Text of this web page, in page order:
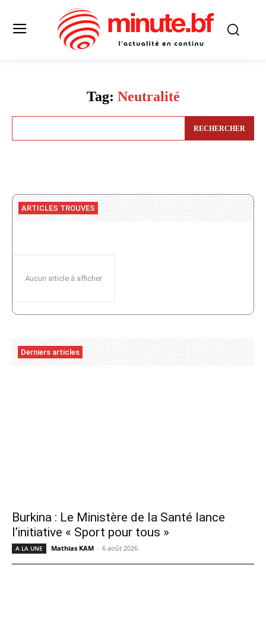
Tag: Neutralité
RECHERCHER
ARTICLES TROUVES
Aucun article à afficher
Derniers articles
Burkina : Le Ministère de la Santé lance
l’initiative « Sport pour tous »
A LA UNE Mathias KAM - 6 août 2026